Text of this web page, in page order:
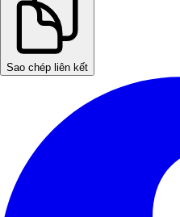
Sao chép liên kết